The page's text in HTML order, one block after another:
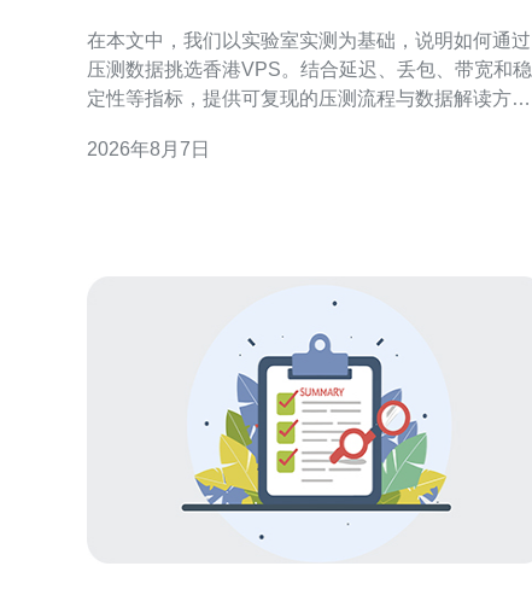
在本文中，我们以实验室实测为基础，说明如何通过
压测数据挑选香港VPS。结合延迟、丢包、带宽和稳
定性等指标，提供可复现的压测流程与数据解读方
的决策。 为什么要用实验室实测挑选香港VPS 理论参
2026年8月7日